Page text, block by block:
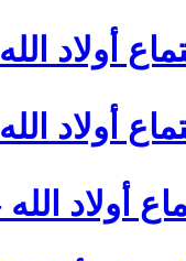
أولاد الله -
أولاد الله -
أولاد الله - حلقة